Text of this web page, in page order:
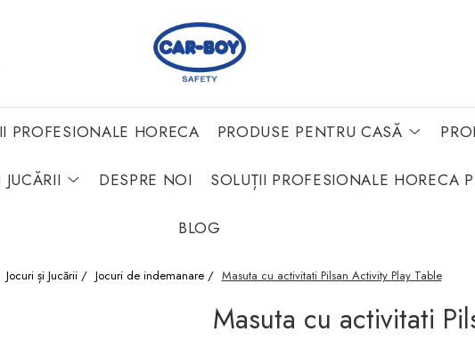
PROFESIONALE HORECA PRODUSE PENTRU CASĂ
JUCĂRII DESPRE NOI SOLUȚII PROFESIONALE HORECA
BLOG
Jocuri și Jucării / Jocuri de indemanare / Masuta cu activitati Pilsan Activity Play Table
Masuta cu activitati